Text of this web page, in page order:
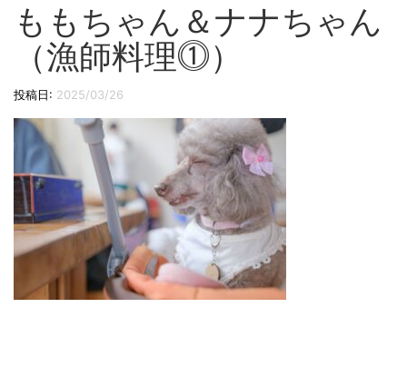
ン
切
り
え
ももちゃん＆ナナちゃん
（漁師料理⓵）
投稿日: 2025/03/26